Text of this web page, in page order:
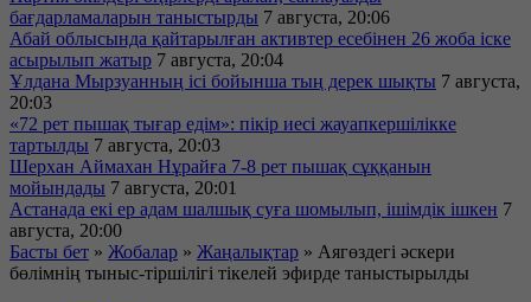
бағдарламаларын таныстырды 7 августа, 20:06
Абай облысында қайтарылған активтер есебінен 26 жоба іске
асырылып жатыр 7 августа, 20:04
Ұлдана Мырзуанның ісі бойынша тың дерек шықты 7 августа,
20:03
«72 рет пышақ тығар едім»: пікір иесі жауапкершілікке
тартылды 7 августа, 20:03
Шерхан Аймахан Нұрайға 7-8 рет пышақ сұққанын
мойындады 7 августа, 20:01
Астанада екі ер адам шалшық суға шомылып, ішімдік ішкен 7
августа, 20:00
Басты бет » Жобалар » Жаңалықтар » Аягөздегі әскери
бөлімнің тыныс-тіршілігі тікелей эфирде таныстырылды